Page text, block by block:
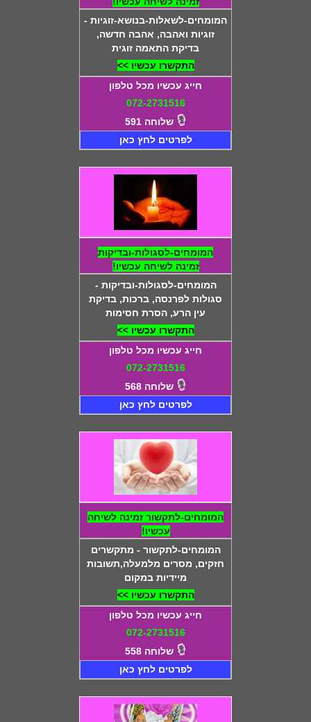
המומחים-לשאלות-בנושא-זוגיות -
זוגיות ואהבה, אהבה חדשה,
בדיקת התאמה זוגית
התקשרו עכשיו >>
חייג עכשיו מכל טלפון
072-2731516
שלוחה 591
לפרטים לחץ כאן
המומחים-לסגולות-ובדיקות
זמינה לשיחה עכשיו!
המומחים-לסגולות-ובדיקות -
סגולות לפרנסה, ברכות, בדיקת
עין הרע, הסרת חסימות
התקשרו עכשיו >>
חייג עכשיו מכל טלפון
072-2731516
שלוחה 568
לפרטים לחץ כאן
המומחים-לתקשור זמינה לשיחה
עכשיו!
המומחים-לתקשור - מתקשרים
חזקים, מסרים מלמעלה,תשובות
מיידיות במקום
התקשרו עכשיו >>
חייג עכשיו מכל טלפון
072-2731516
שלוחה 558
לפרטים לחץ כאן